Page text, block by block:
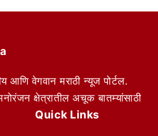
आणि वेगवान मराठी न्यूज पोर्टल.
क्षेत्रातील अचूक बातम्यांसाठी
Quick Links